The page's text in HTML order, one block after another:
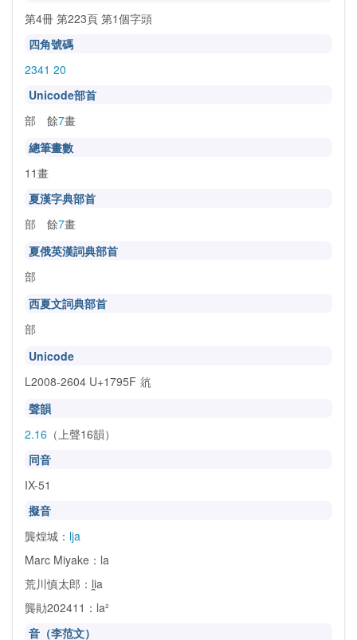
第4冊 第223頁 第1個字頭
四角號碼
2341 20
Unicode部首
部 餘7畫
總筆畫數
11畫
夏漢字典部首
部 餘7畫
夏俄英漢詞典部首
部
西夏文詞典部首
部
Unicode
L2008-2604 U+1795F 𗥟
聲韻
2.16 （上聲16韻）
同音
IX-51
擬音
龔煌城： lja
Marc Miyake：la
荒川慎太郎：li̯a
龔勛202411：la²
音（李范文）